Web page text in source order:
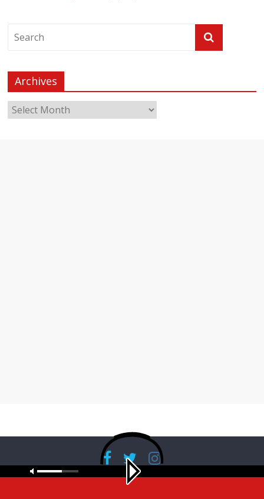
Archives
Copyright © 2026RadioBanglaNet. All rights reserved.